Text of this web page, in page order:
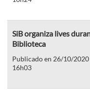
SiB organiza lives
Biblioteca
Publicado en 26/10/
16h03